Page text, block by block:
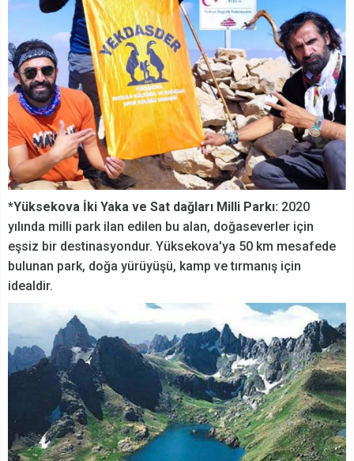
*Yüksekova İki Yaka ve Sat dağları Milli Parkı: 2020
yılında milli park ilan edilen bu alan, doğaseverler için
eşsiz bir destinasyondur. Yüksekova'ya 50 km mesafede
bulunan park, doğa yürüyüşü, kamp ve tırmanış için
idealdir.